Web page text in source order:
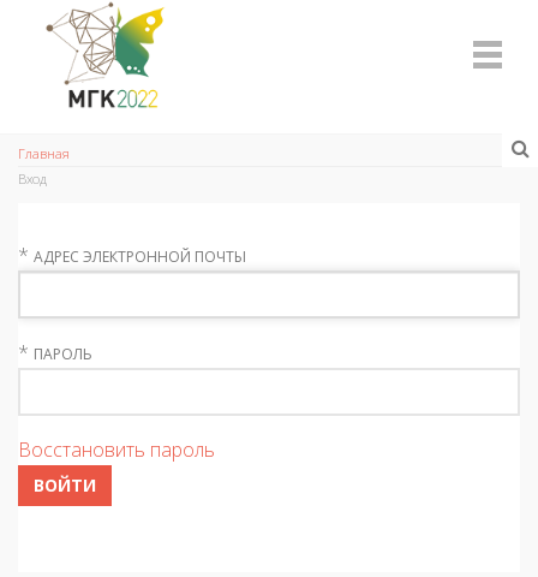
Главная
Вход
* АДРЕС ЭЛЕКТРОННОЙ ПОЧТЫ
* ПАРОЛЬ
Восстановить пароль
ВОЙТИ